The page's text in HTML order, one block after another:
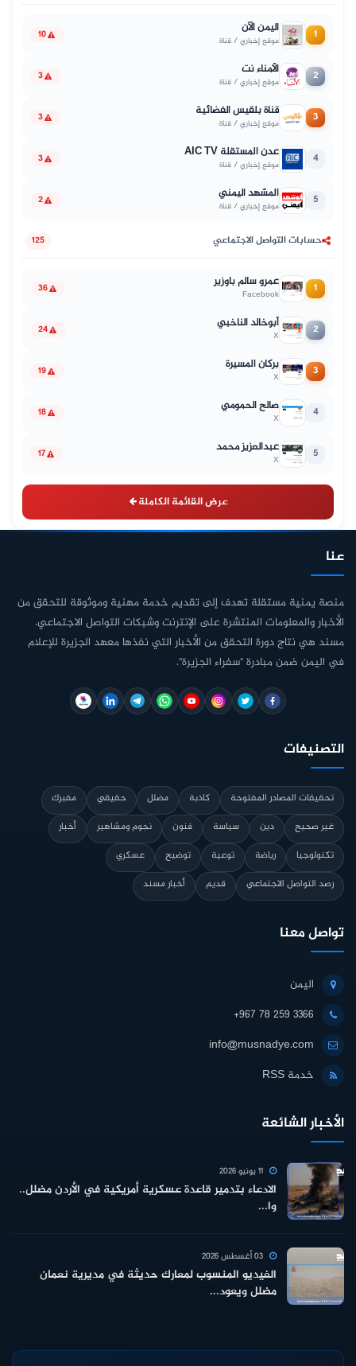
1 اليمن الآن
موقع إخباري / قناة 10
2 الأمناء نت
موقع إخباري / قناة 3
3 قناة بلقيس الفضائية
موقع إخباري / قناة 3
4 عدن المستقلة AIC TV
موقع إخباري / قناة 3
5 المشهد اليمني
موقع إخباري / قناة 2
حسابات التواصل الاجتماعي 125
1 عمرو سالم باوزير
Facebook
36
2 أبوخالد الناخبي
X
24
3 بركان المسيرة
X
19
4 صالح الحمومي
X
18
5 عبدالعزيز محمد
X
17
عرض القائمة الكاملة
عنا
منصة يمنية مستقلة تهدف إلى تقديم خدمة مهنية وموثوقة للتحقق من
الأخبار والمعلومات المنتشرة على الإنترنت وشبكات التواصل الاجتماعي.
مسند هي نتاج دورة التحقق من الأخبار التي نفذها معهد الجزيرة للإعلام
في اليمن ضمن مبادرة "سفراء الجزيرة".
التصنيفات
تحقيقات المصادر المفتوحة كاذبة مضلل حقيقي
مفبرك
غير صحيح
دين سياسة فنون نجوم ومشاهير
أخبار
تكنولوجيا
رياضة توعية توضيح
عسكري
رصد التواصل الاجتماعي
قديم أخبار مسند
تواصل معنا
اليمن
+967 78 259 3366
info@musnadye.com
خدمة RSS
الأخبار الشائعة
الادعاء بتدمير قاعدة عسكرية أمريكية في الأردن مضلل..
وا...
الفيديو المنسوب لمعارك حديثة في مديرية نعمان
مضلل ويعود...